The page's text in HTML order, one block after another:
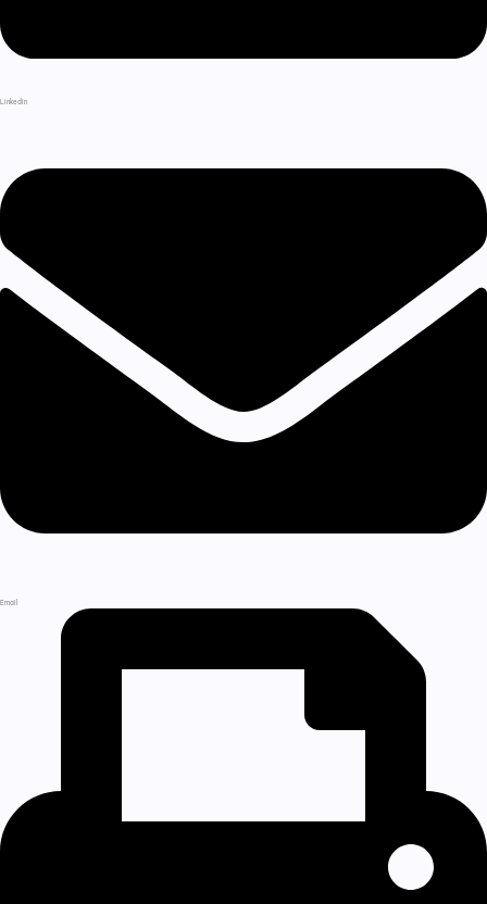
LinkedIn
Email